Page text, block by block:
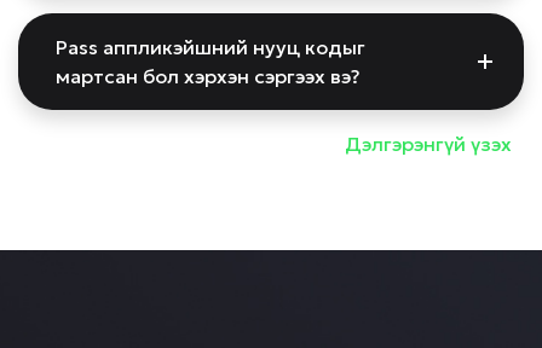
Pass аппликэйшний нууц кодыг
мартсан бол хэрхэн сэргээх вэ?
Дэлгэрэнгүй үзэх